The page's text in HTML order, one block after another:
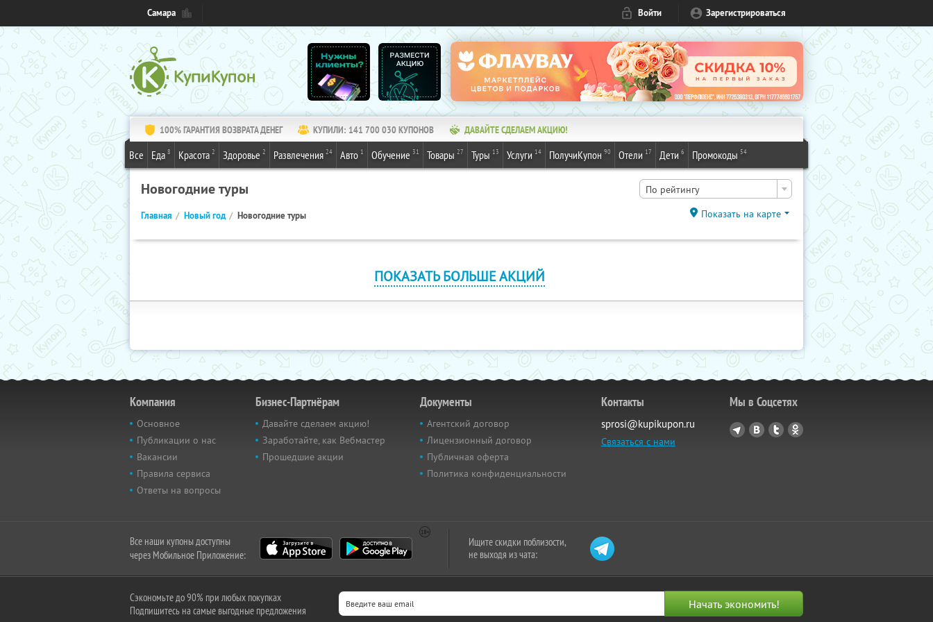
Самара Войти Зарегистрироваться
100% ГАРАНТИЯ ВОЗВРАТА ДЕНЕГ КУПИЛИ: 141 700 030КУПОНОВ ДАВАЙТЕ СДЕЛАЕМ АКЦИЮ!
Все Еда 8 Красота 2 Здоровье 2 Развлечения 24 Авто 1 Обучение 31 Товары 27 Туры 13 Услуги 14 ПолучиКупон 90 Отели 17 Дети 6 Промокоды 54
Новогодние туры По рейтингу
Главная Новый год Новогодние туры Показать на карте
ПОКАЗАТЬ БОЛЬШЕ АКЦИЙ
Компания
Основное
Публикации о нас
Вакансии
Правила сервиса
Ответы на вопросы
Бизнес-Партнёрам
Давайте сделаем акцию!
Заработайте, как Вебмастер
Прошедшие акции
Документы
Агентский договор
Лицензионный договор
Публичная оферта
Политика конфиденциальности
Контакты
sprosi@kupikupon.ru
Связаться с нами
Мы в Соцсетях
Все наши купоны доступны
через Мобильное Приложение:
Ищите скидки поблизости,
не выходя из чата:
Сэкономьте до 90% при любых покупках
Подпишитесь на самые выгодные предложения